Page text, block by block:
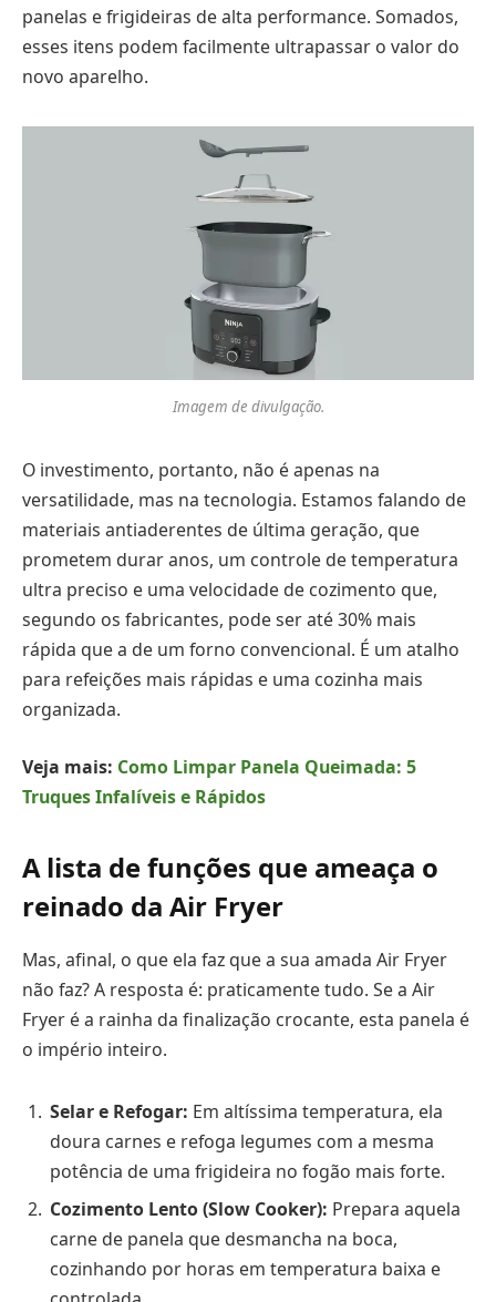
panelas e frigideiras de alta performance. Somados,
esses itens podem facilmente ultrapassar o valor do
novo aparelho.
Imagem de divulgação.
O investimento, portanto, não é apenas na
versatilidade, mas na tecnologia. Estamos falando de
materiais antiaderentes de última geração, que
prometem durar anos, um controle de temperatura
ultra preciso e uma velocidade de cozimento que,
segundo os fabricantes, pode ser até 30% mais
rápida que a de um forno convencional. É um atalho
para refeições mais rápidas e uma cozinha mais
organizada.
Veja mais: Como Limpar Panela Queimada: 5
Truques Infalíveis e Rápidos
A lista de funções que ameaça o
reinado da Air Fryer
Mas, afinal, o que ela faz que a sua amada Air Fryer
não faz? A resposta é: praticamente tudo. Se a Air
Fryer é a rainha da finalização crocante, esta panela é
o império inteiro.
Selar e Refogar: Em altíssima temperatura, ela
doura carnes e refoga legumes com a mesma
potência de uma frigideira no fogão mais forte.
Cozimento Lento (Slow Cooker): Prepara aquela
carne de panela que desmancha na boca,
cozinhando por horas em temperatura baixa e